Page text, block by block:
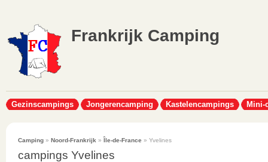
Frankrijk Camping
Gezinscampings Jongerencamping Kastelencampings Mini-
Camping » Noord-Frankrijk » Île-de-France » Yvelines
campings Yvelines